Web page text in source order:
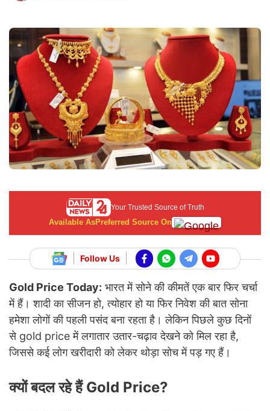
Your Trusted Source of Truth
Available AsPreferred Source On
Follow Us
Gold Price Today: भारत में सोने की कीमतें एक बार फिर चर्चा
में हैं। शादी का सीजन हो, त्योहार हो या फिर निवेश की बात सोना
हमेशा लोगों की पहली पसंद बना रहता है। लेकिन पिछले कुछ दिनों
से gold price में लगातार उतार-चढ़ाव देखने को मिल रहा है,
जिससे कई लोग खरीदारी को लेकर थोड़ा सोच में पड़ गए हैं।
क्यों बदल रहे हैं Gold Price?